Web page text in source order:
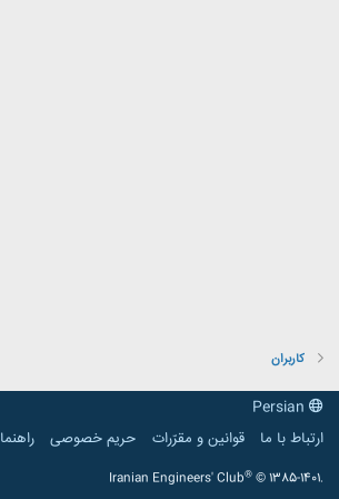
کاربران
ارتباط با ما
قوانین و مقرّرات حریم خصوصی راهنما
Iranian Engineers' Club® © 1385-1401.